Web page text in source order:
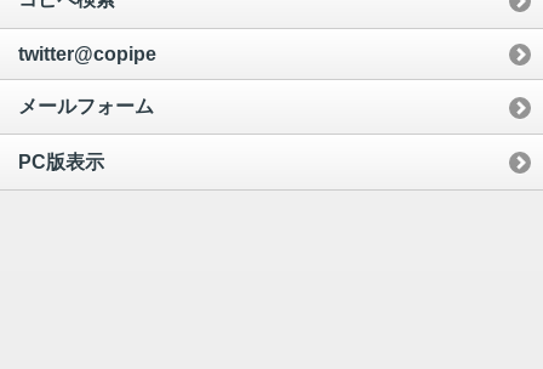
twitter@copipe
メールフォーム
PC版表示